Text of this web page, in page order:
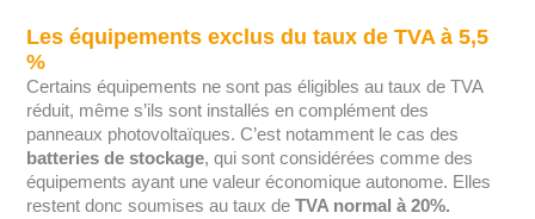
Les équipements exclus du taux de TVA à 5,5
%
Certains équipements ne sont pas éligibles au taux de TVA
réduit, même s’ils sont installés en complément des
panneaux photovoltaïques. C’est notamment le cas des
batteries de stockage, qui sont considérées comme des
équipements ayant une valeur économique autonome. Elles
restent donc soumises au taux deTVA normal à 20%.